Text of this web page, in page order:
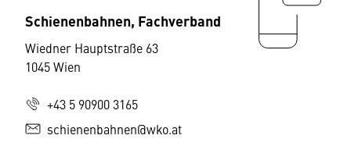
Schienenbahnen, Fachverband
Wiedner Hauptstraße 63
1045 Wien
+43 5 90900 3165
schienenbahnen@wko.at